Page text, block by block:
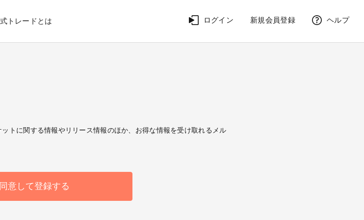
トレードとは ログイン 新規会員登録 ヘルプ
トに関する情報やリリース情報のほか、お得な情報を受け取れるメル